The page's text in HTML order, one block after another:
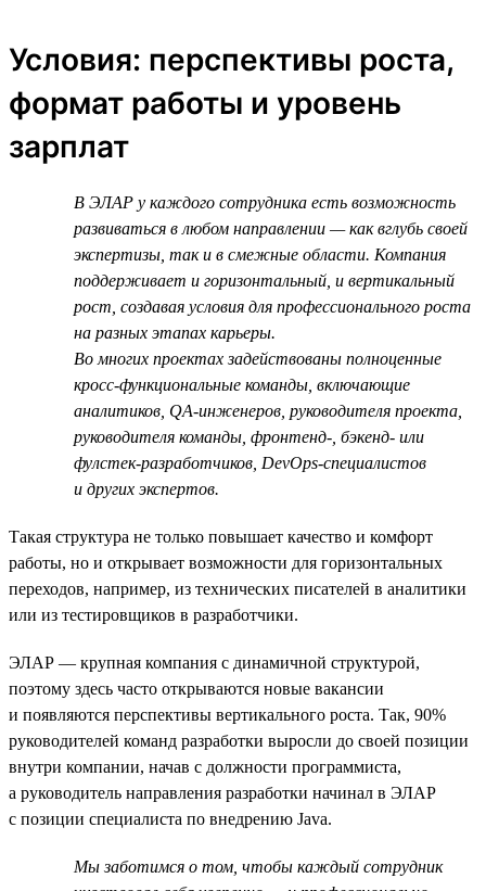
Условия: перспективы роста,
формат работы и уровень
зарплат
В ЭЛАР у каждого сотрудника есть возможность
развиваться в любом направлении — как вглубь своей
экспертизы, так и в смежные области. Компания
поддерживает и горизонтальный, и вертикальный
рост, создавая условия для профессионального роста
на разных этапах карьеры.
Во многих проектах задействованы полноценные
кросс-функциональные команды, включающие
аналитиков, QA-инженеров, руководителя проекта,
руководителя команды, фронтенд-, бэкенд- или
фулстек-разработчиков, DevOps-специалистов
и других экспертов.
Такая структура не только повышает качество и комфорт
работы, но и открывает возможности для горизонтальных
переходов, например, из технических писателей в аналитики
или из тестировщиков в разработчики.
ЭЛАР — крупная компания с динамичной структурой,
поэтому здесь часто открываются новые вакансии
и появляются перспективы вертикального роста. Так, 90%
руководителей команд разработки выросли до своей позиции
внутри компании, начав с должности программиста,
а руководитель направления разработки начинал в ЭЛАР
с позиции специалиста по внедрению Java.
Мы заботимся о том, чтобы каждый сотрудник